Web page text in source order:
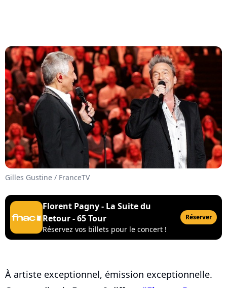
Gilles Gustine / FranceTV
Florent Pagny - La Suite du
Retour - 65 Tour
Réservez vos billets pour le concert !
Réserver
À artiste exceptionnel, émission exceptionnelle.